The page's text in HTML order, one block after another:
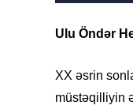
Ulu Öndər
XX əsrin
müstəqilliyin